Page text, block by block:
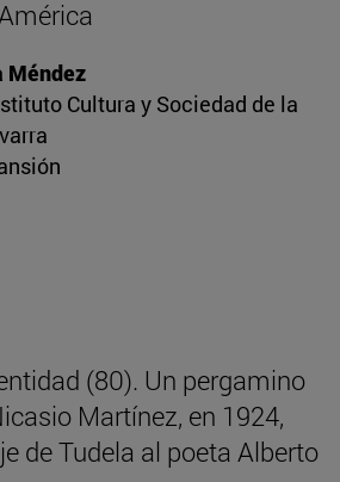
Méndez
Cultura y Sociedad de la
(80). Un pergamino
Martínez, en 1924,
de Tudela al poeta Alberto